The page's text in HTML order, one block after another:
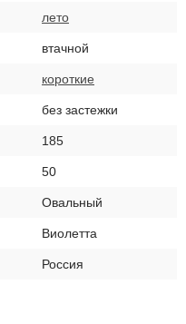
лето
втачной
короткие
без застежки
185
50
Овальный
Виолетта
Россия